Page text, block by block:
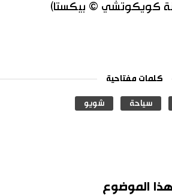
كويكوتشي © بيكستا)
كلمات مفتاحية
سياحة شويو
الموضوع